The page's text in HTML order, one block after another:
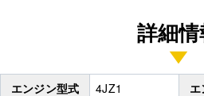
詳細
エンジン型式 4JZ1